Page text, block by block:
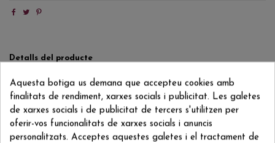
Detalls del producte
Reviews (0)
Formato/Format 70 CL
Grado/Grau 25% VOL.
Aquesta botiga us demana que accepteu cookies amb
finalitats de rendiment, xarxes socials i publicitat. Les galetes
de xarxes socials i de publicitat de tercers s'utilitzen per
oferir-vos funcionalitats de xarxes socials i anuncis
personalitzats. Acceptes aquestes galetes i el tractament de